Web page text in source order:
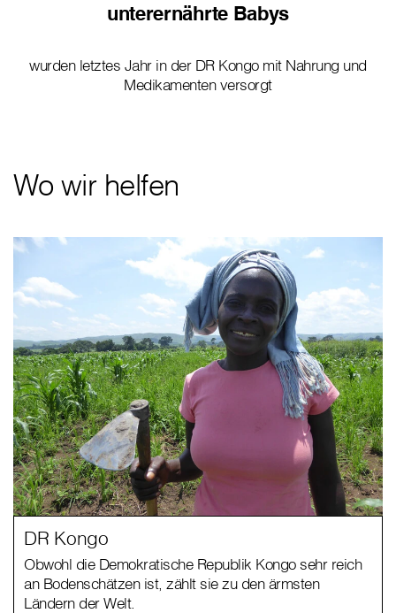
unterernährte Babys
wurden letztes Jahr in der DR Kongo mit Nahrung und
Medikamenten versorgt
Wo wir helfen
DR Kongo
Obwohl die Demokratische Republik Kongo sehr reich
an Bodenschätzen ist, zählt sie zu den ärmsten
Ländern der Welt.